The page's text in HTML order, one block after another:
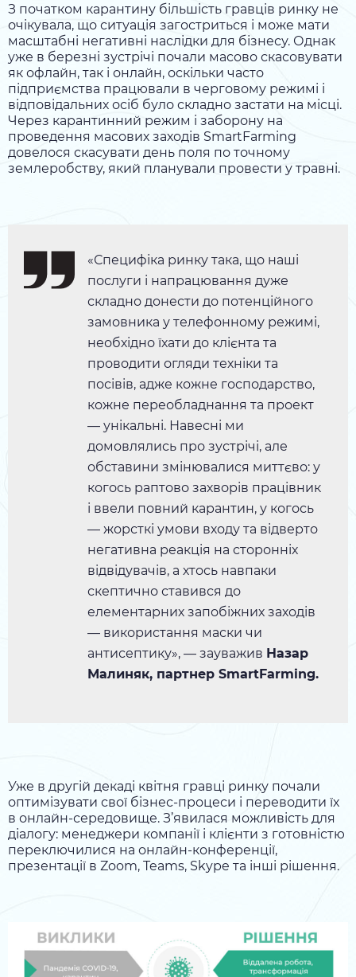
З початком карантину більшість гравців ринку не
очікувала, що ситуація загостриться і може мати
масштабні негативні наслідки для бізнесу. Однак
уже в березні зустрічі почали масово скасовувати
як офлайн, так і онлайн, оскільки часто
підприємства працювали в черговому режимі і
відповідальних осіб було складно застати на місці.
Через карантинний режим і заборону на
проведення масових заходів SmartFarming
довелося скасувати день поля по точному
землеробству, який планували провести у травні.
«Специфіка ринку така, що наші
послуги і напрацювання дуже
складно донести до потенційного
замовника у телефонному режимі,
необхідно їхати до клієнта та
проводити огляди техніки та
посівів, адже кожне господарство,
кожне переобладнання та проект
— унікальні. Навесні ми
домовлялись про зустрічі, але
обставини змінювалися миттєво: у
когось раптово захворів працівник
і ввели повний карантин, у когось
— жорсткі умови входу та відверто
негативна реакція на сторонніх
відвідувачів, а хтось навпаки
скептично ставився до
елементарних запобіжних заходів
— використання маски чи
антисептику», — зауважив Назар
Малиняк, партнер SmartFarming.
Уже в другій декаді квітня гравці ринку почали
оптимізувати свої бізнес-процеси і переводити їх
в онлайн-середовище. З’явилася можливість для
діалогу: менеджери компанії і клієнти з готовністю
переключилися на онлайн-конференції,
презентації в Zoom, Teams, Skype та інші рішення.